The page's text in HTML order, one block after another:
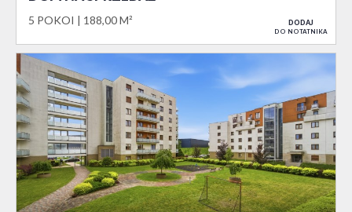
5 POKOI 188,00 M² DODAJ
DO NOTATNIKA